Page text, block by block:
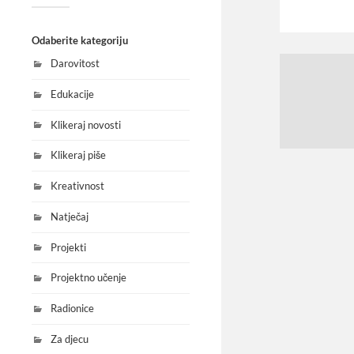
Odaberite kategoriju
Darovitost
Edukacije
Klikeraj novosti
Klikeraj piše
Kreativnost
Natječaj
Projekti
Projektno učenje
Radionice
Za djecu